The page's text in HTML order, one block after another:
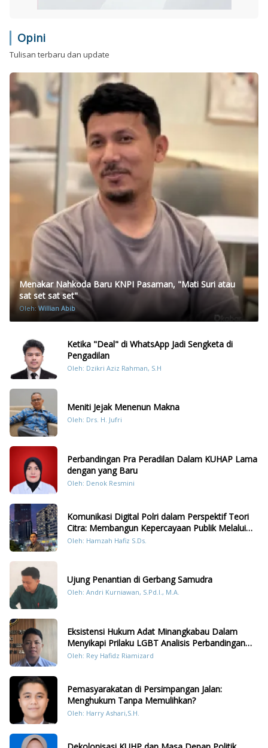
Opini
Tulisan terbaru dan update
Menakar Nahkoda Baru KNPI Pasaman, "Mati Suri atau
sat set sat set"
Oleh:Willian Abib
Ketika "Deal" di WhatsApp Jadi Sengketa di
Pengadilan
Oleh: Dzikri Aziz Rahman, S.H
Meniti Jejak Menenun Makna
Oleh: Drs. H. Jufri
Perbandingan Pra Peradilan Dalam KUHAP Lama
dengan yang Baru
Oleh: Denok Resmini
Komunikasi Digital Polri dalam Perspektif Teori
Citra: Membangun Kepercayaan Publik Melalui
Konten Humanis Kesiapsiagaan Bencana di
Oleh: Hamzah Hafiz S.Ds.
Ujung Penantian di Gerbang Samudra
Oleh: Andri Kurniawan, S.Pd.I., M.A.
Eksistensi Hukum Adat Minangkabau Dalam
Menyikapi Prilaku LGBT Analisis Perbandingan
Dengan Hukum Pidana
Oleh: Rey Hafidz Riamizard
Pemasyarakatan di Persimpangan Jalan:
Menghukum Tanpa Memulihkan?
Oleh: Harry Ashari,S.H.